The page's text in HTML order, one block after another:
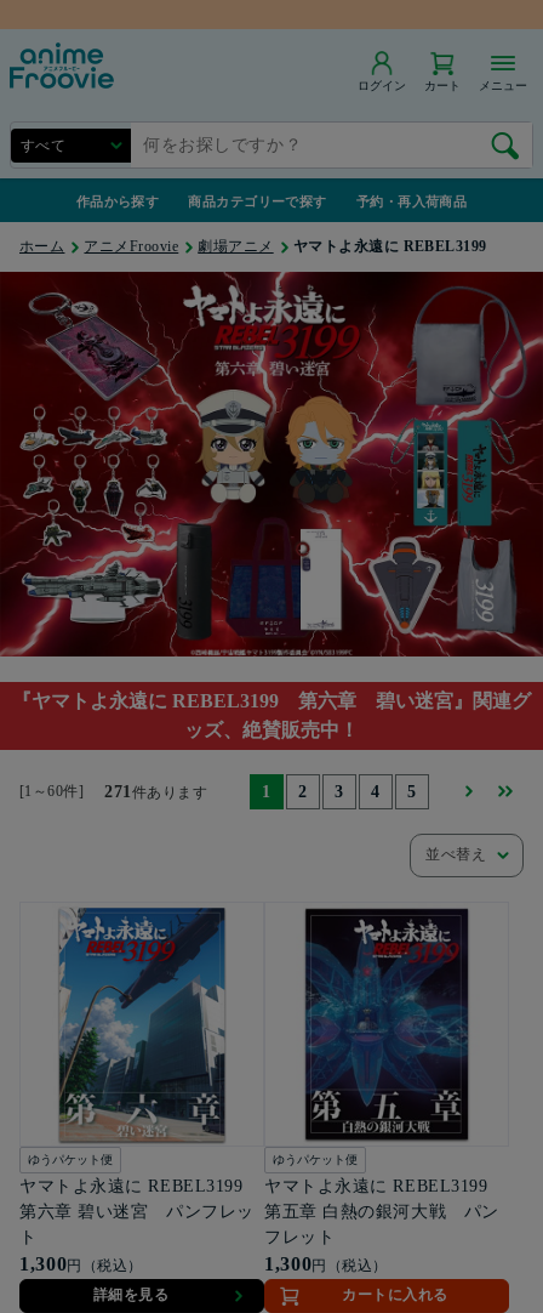
ログイン カート メニュー
作品から探す 商品カテゴリーで探す 予約・再入荷商品
ホーム アニメFroovie 劇場アニメ ヤマトよ永遠に REBEL3199
『ヤマトよ永遠に REBEL3199 第六章 碧い迷宮』関連グ
ッズ、絶賛販売中！
[1～60件] 271 件あります 1 2 3 4 5
並べ替え
ゆうパケット便
ヤマトよ永遠に REBEL3199
第六章 碧い迷宮 パンフレッ
ト
1,300円（税込）
詳細を見る
ゆうパケット便
ヤマトよ永遠に REBEL3199
第五章 白熱の銀河大戦 パン
フレット
1,300円（税込）
カートに入れる